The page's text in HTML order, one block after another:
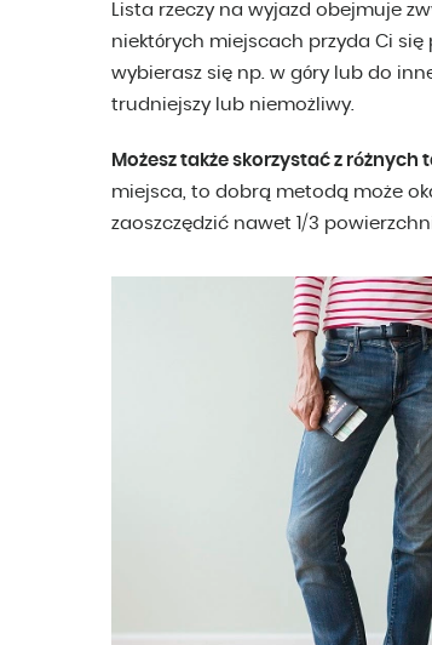
Lista rzeczy na wyjazd obejmuje
niektórych miejscach przyda Ci się
wybierasz się np. w góry lub do
trudniejszy lub niemożliwy.
Możesz także skorzystać z różnych
miejsca, to dobrą metodą może
zaoszczędzić nawet 1/3